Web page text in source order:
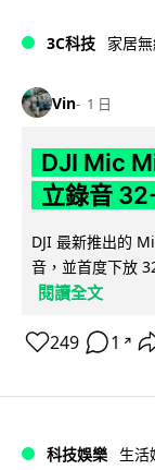
3C科技 家居
Vin 1 日
DJI Mic
立錄音
DJI 最新推出的
音，並首度下放
閱讀全文
249 1 ↗
科技娛樂 生活